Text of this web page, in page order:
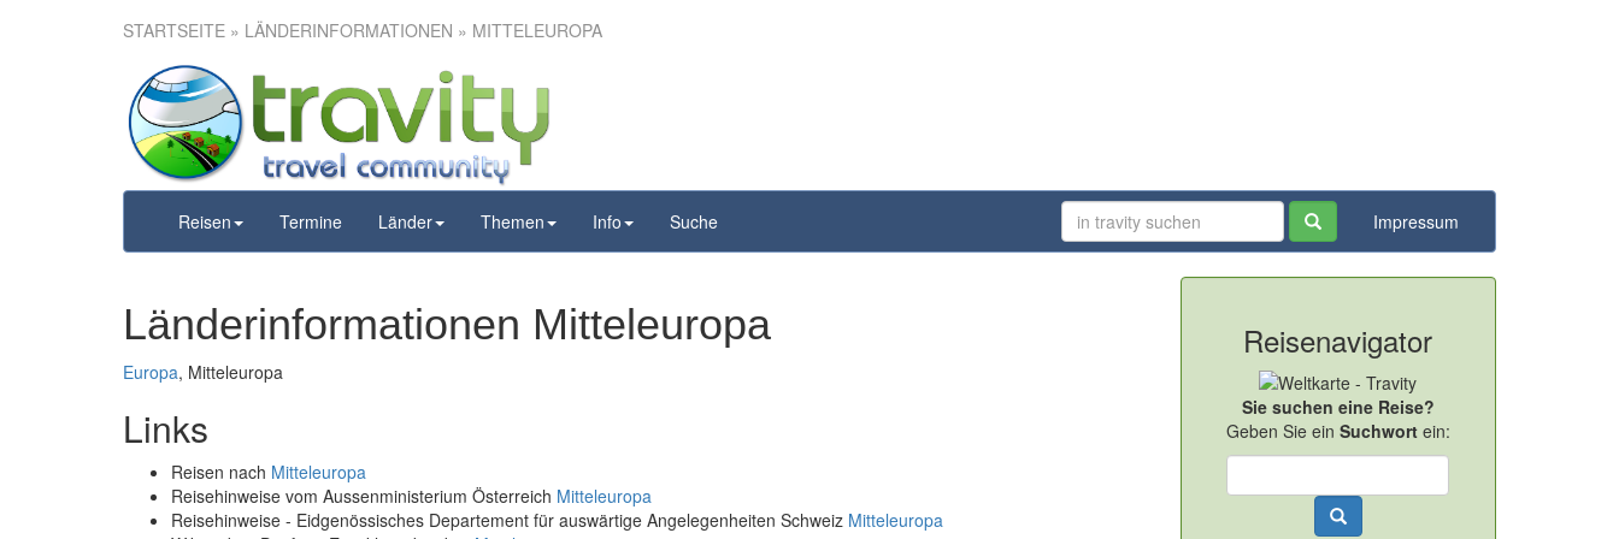
STARTSEITE » LÄNDERINFORMATIONEN » MITTELEUROPA
Reisen Termine Länder Themen Info Suche Impressum
Länderinformationen Mitteleuropa
Europa, Mitteleuropa
Links
Reisen nach Mitteleuropa
Reisehinweise vom Aussenministerium Österreich Mitteleuropa
Reisehinweise - Eidgenössisches Departement für auswärtige Angelegenheiten Schweiz Mitteleuropa
Reisenavigator
Sie suchen eine Reise?
Geben Sie ein Suchwortein: